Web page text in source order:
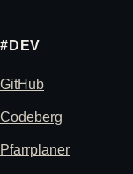
#DEV
GitHub
Codeberg
Pfarrplaner